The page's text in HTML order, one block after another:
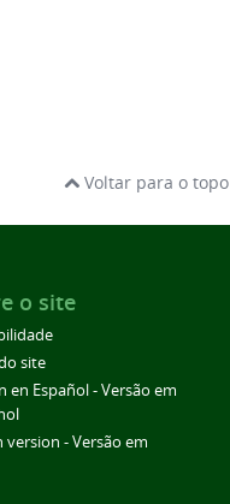
Voltar para o topo
o site
site
en Español - Versão em
version - Versão em